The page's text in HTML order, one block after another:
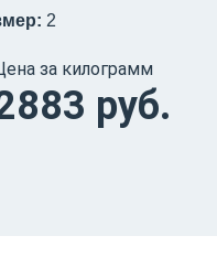
2
за килограмм
руб.